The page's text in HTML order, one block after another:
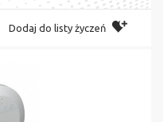
Dodaj do listy życzeń